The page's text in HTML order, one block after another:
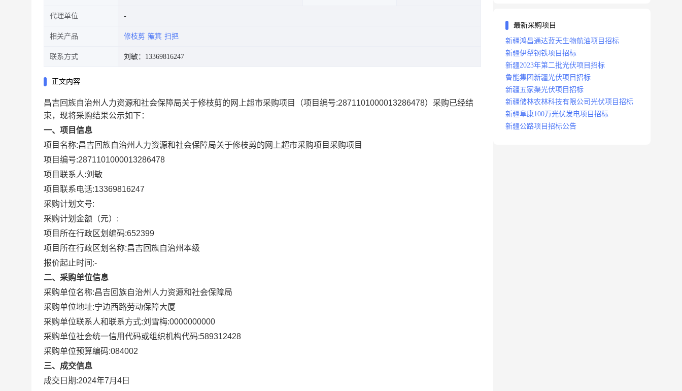
代理单位
相关产品 修枝剪 簸箕 扫把
联系方式 刘敏：13369816247
正文内容
昌吉回族自治州人力资源和社会保障局关于修枝剪的网上超市采购项目 （项目编号:2871101000013286478）采购已经结
束，现将采购结果公示如下：
一、项目信息
项目名称:昌吉回族自治州人力资源和社会保障局关于修枝剪的网上超市采购项目 采购项目
项目编号:2871101000013286478
项目联系人:刘敏
项目联系电话:13369816247
采购计划文号:
采购计划金额（元）:
项目所在行政区划编码:652399
项目所在行政区划名称:昌吉回族自治州本级
报价起止时间:-
二、采购单位信息
采购单位名称:昌吉回族自治州人力资源和社会保障局
采购单位地址:宁边西路劳动保障大厦
采购单位联系人和联系方式:刘雪梅:0000000000
采购单位社会统一信用代码或组织机构代码:589312428
采购单位预算编码:084002
三、成交信息
成交日期:2024年7月4日
最新采购项目
新疆鸿昌通达蓝天生物航油项目招标
新疆伊犁钢铁项目招标
新疆2023年第二批光伏项目招标
鲁能集团新疆光伏项目招标
新疆五家渠光伏项目招标
新疆储林农林科技有限公司光伏项目招标
新疆阜康100万光伏发电项目招标
新疆公路项目招标公告